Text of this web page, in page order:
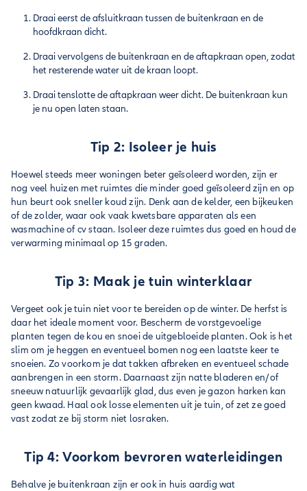
Draai eerst de afsluitkraan tussen de buitenkraan en de
hoofdkraan dicht.
Draai vervolgens de buitenkraan en de aftapkraan open, zodat
het resterende water uit de kraan loopt.
Draai tenslotte de aftapkraan weer dicht. De buitenkraan kun
je nu open laten staan.
Tip 2: Isoleer je huis
Hoewel steeds meer woningen beter geïsoleerd worden, zijn er
nog veel huizen met ruimtes die minder goed geïsoleerd zijn en op
hun beurt ook sneller koud zijn. Denk aan de kelder, een bijkeuken
of de zolder, waar ook vaak kwetsbare apparaten als een
wasmachine of cv staan. Isoleer deze ruimtes dus goed en houd de
verwarming minimaal op 15 graden.
Tip 3: Maak je tuin winterklaar
Vergeet ook je tuin niet voor te bereiden op de winter. De herfst is
daar het ideale moment voor. Bescherm de vorstgevoelige
planten tegen de kou en snoei de uitgebloeide planten. Ook is het
slim om je heggen en eventueel bomen nog een laatste keer te
snoeien. Zo voorkom je dat takken afbreken en eventueel schade
aanbrengen in een storm. Daarnaast zijn natte bladeren en/of
sneeuw natuurlijk gevaarlijk glad, dus even je gazon harken kan
geen kwaad. Haal ook losse elementen uit je tuin, of zet ze goed
vast zodat ze bij storm niet losraken.
Tip 4: Voorkom bevroren waterleidingen
Behalve je buitenkraan zijn er ook in huis aardig wat